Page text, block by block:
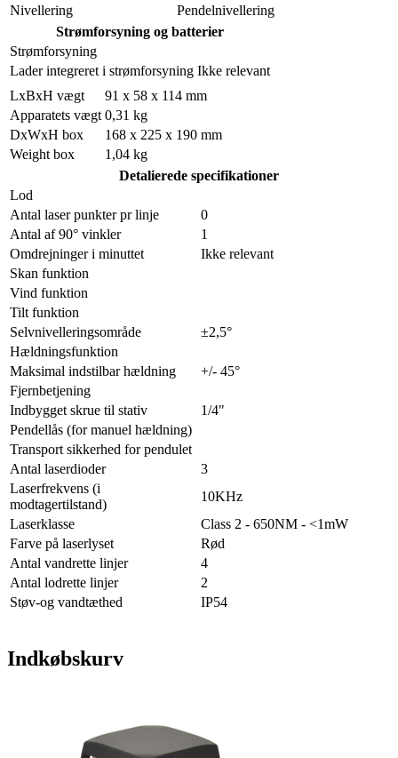
Nivellering
Pendelnivellering
Strømforsyning og batterier
Strømforsyning
Lader integreret i strømforsyning Ikke relevant
LxBxH vægt
91 x 58 x 114 mm
Apparatets vægt 0,31 kg
DxWxH box
168 x 225 x 190 mm
Weight box
1,04 kg
Detalierede specifikationer
Lod
Antal laser punkter pr linje
0
Antal af 90° vinkler
1
Omdrejninger i minuttet
Ikke relevant
Skan funktion
Vind funktion
Tilt funktion
Selvnivelleringsområde
±2,5°
Hældningsfunktion
Maksimal indstilbar hældning
+/- 45°
Fjernbetjening
Indbygget skrue til stativ
1/4"
Pendellås (for manuel hældning)
Transport sikkerhed for pendulet
Antal laserdioder
3
Laserfrekvens (i
modtagertilstand)
10KHz
Laserklasse
Class 2 - 650NM - <1mW
Farve på laserlyset
Rød
Antal vandrette linjer
4
Antal lodrette linjer
2
Støv-og vandtæthed
IP54
Indkøbskurv